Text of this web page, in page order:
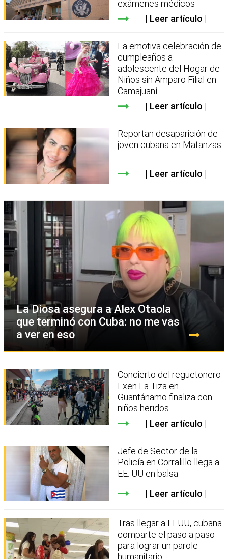
exámenes médicos
Leer artículo
La emotiva celebración de
cumpleaños a
adolescente del Hogar de
Niños sin Amparo Filial en
Camajuaní
Leer artículo
Reportan desaparición de
joven cubana en Matanzas
Leer artículo
La Diosa asegura a Alex Otaola
que terminó con Cuba: no me vas
a ver en eso
Concierto del reguetonero
Exen La Tiza en
Guantánamo finaliza con
niños heridos
Leer artículo
Jefe de Sector de la
Policía en Corralillo llega a
EE. UU en balsa
Leer artículo
Tras llegar a EEUU, cubana
comparte el paso a paso
para lograr un parole
humanitario